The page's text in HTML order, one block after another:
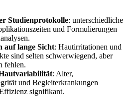
Studienprotokolle: unterschiedliche
und Formulierungen
auf lange Sicht: Hautirritationen ⁢und
sind selten schwerwiegend, aber
‌fehlen.
: ‌Alter,
und Begleiterkrankungen​
signifikant.